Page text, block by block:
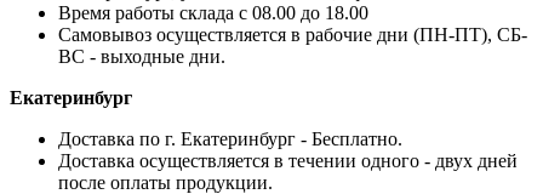
Время работы склада с 08.00 до 18.00
Самовывоз осуществляется в рабочие дни (ПН-ПТ), СБ-
ВС - выходные дни.
Екатеринбург
Доставка по г. Екатеринбург - Бесплатно.
Доставка осуществляется в течении одного - двух дней
после оплаты продукции.